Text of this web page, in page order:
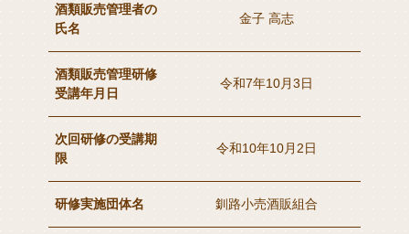
酒類販売管理者の
氏名
金子 高志
酒類販売管理研修
受講年月日
令和7年10月3日
次回研修の受講期
限
令和10年10月2日
研修実施団体名 釧路小売酒販組合